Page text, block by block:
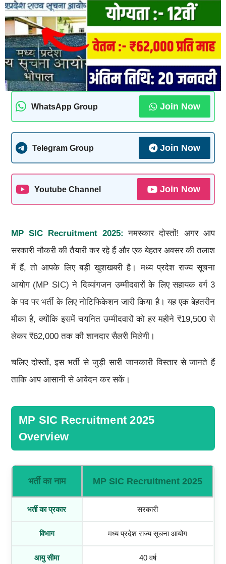
WhatsApp Group Join Now
Telegram Group Join Now
Youtube Channel Join Now
MP SIC Recruitment 2025: नमस्कार दोस्तों! अगर आप
सरकारी नौकरी की तैयारी कर रहे हैं और एक बेहतर अवसर की तलाश
में हैं, तो आपके लिए बड़ी खुशखबरी है। मध्य प्रदेश राज्य सूचना
आयोग (MP SIC) ने दिव्यांगजन उम्मीदवारों के लिए सहायक वर्ग 3
के पद पर भर्ती के लिए नोटिफिकेशन जारी किया है। यह एक बेहतरीन
मौका है, क्योंकि इसमें चयनित उम्मीदवारों को हर महीने ₹19,500 से
लेकर ₹62,000 तक की शानदार सैलरी मिलेगी।
चलिए दोस्तों, इस भर्ती से जुड़ी सारी जानकारी विस्तार से जानते हैं
ताकि आप आसानी से आवेदन कर सकें।
MP SIC Recruitment 2025
Overview
भर्ती का नाम MP SIC Recruitment 2025
भर्ती का प्रकार सरकारी
विभाग मध्य प्रदेश राज्य सूचना आयोग
आयु सीमा 40 वर्ष